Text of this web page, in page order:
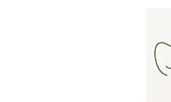
que el
de empleo
Navarra.
SE RETIRE LA